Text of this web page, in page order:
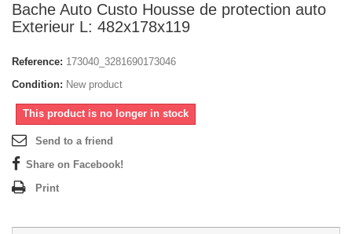
Bache Auto Custo Housse de protection auto
Exterieur L: 482x178x119
Reference: 173040_3281690173046
Condition: New product
This product is no longer in stock
Send to a friend
Share on Facebook!
Print